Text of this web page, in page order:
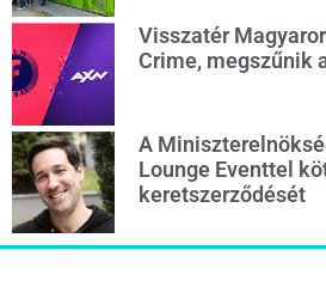
Visszatér
Crime, megszűnik
A
Lounge Eventtel
keretszerződését